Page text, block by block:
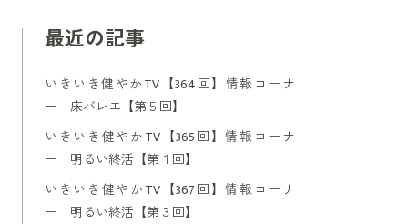
最近の記事
いきいき健やかTV【364回】情報コーナ
ー 床バレエ【第５回】
いきいき健やかTV【365回】情報コーナ
ー 明るい終活【第１回】
いきいき健やかTV【367回】情報コーナ
ー 明るい終活【第３回】